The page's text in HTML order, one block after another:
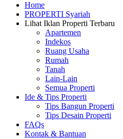
Home
PROPERTI Syariah
Lihat Iklan Properti Terbaru
Apartemen
Indekos
Ruang Usaha
Rumah
Tanah
Lain-Lain
Semua Properti
Ide & Tips Properti
Tips Bangun Properti
Tips Desain Properti
FAQs
Kontak & Bantuan